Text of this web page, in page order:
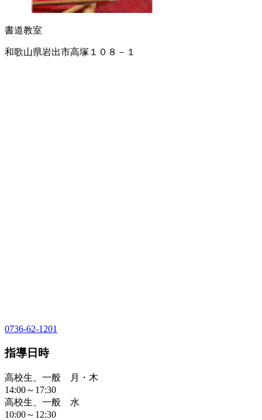
書道教室
和歌山県岩出市高塚１０８－１
0736-62-1201
指導日時
高校生、一般 月・木
14:00～17:30
高校生、一般 水
10:00～12:30